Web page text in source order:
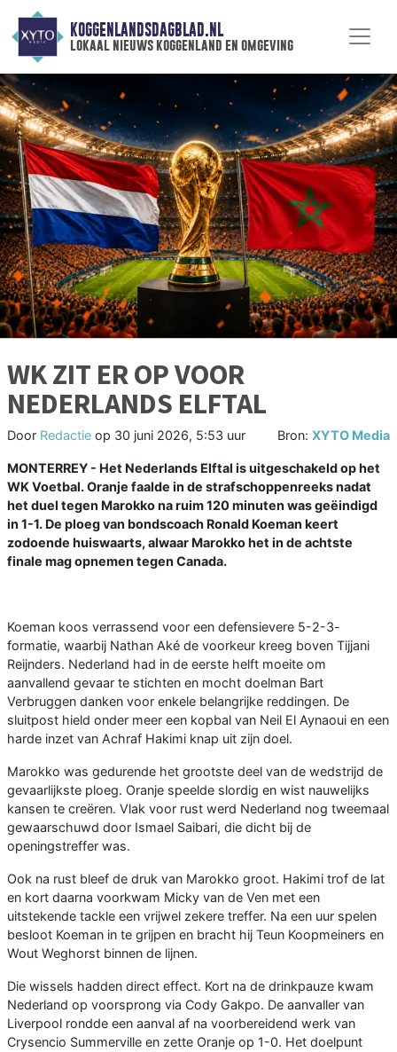
KOGGENLANDSDAGBLAD.NL
lokaal nieuws koggenland en omgeving
WK ZIT ER OP VOOR
NEDERLANDS ELFTAL
Door Redactie op 30 juni 2026, 5:53 uur Bron: XYTO Media
MONTERREY - Het Nederlands Elftal is uitgeschakeld op het
WK Voetbal. Oranje faalde in de strafschoppenreeks nadat
het duel tegen Marokko na ruim 120 minuten was geëindigd
in 1-1. De ploeg van bondscoach Ronald Koeman keert
zodoende huiswaarts, alwaar Marokko het in de achtste
finale mag opnemen tegen Canada.
Koeman koos verrassend voor een defensievere 5-2-3-
formatie, waarbij Nathan Aké de voorkeur kreeg boven Tijjani
Reijnders. Nederland had in de eerste helft moeite om
aanvallend gevaar te stichten en mocht doelman Bart
Verbruggen danken voor enkele belangrijke reddingen. De
sluitpost hield onder meer een kopbal van Neil El Aynaoui en een
harde inzet van Achraf Hakimi knap uit zijn doel.
Marokko was gedurende het grootste deel van de wedstrijd de
gevaarlijkste ploeg. Oranje speelde slordig en wist nauwelijks
kansen te creëren. Vlak voor rust werd Nederland nog tweemaal
gewaarschuwd door Ismael Saibari, die dicht bij de
openingstreffer was.
Ook na rust bleef de druk van Marokko groot. Hakimi trof de lat
en kort daarna voorkwam Micky van de Ven met een
uitstekende tackle een vrijwel zekere treffer. Na een uur spelen
besloot Koeman in te grijpen en bracht hij Teun Koopmeiners en
Wout Weghorst binnen de lijnen.
Die wissels hadden direct effect. Kort na de drinkpauze kwam
Nederland op voorsprong via Cody Gakpo. De aanvaller van
Liverpool rondde een aanval af na voorbereidend werk van
Crysencio Summerville en zette Oranje op 1-0. Het doelpunt